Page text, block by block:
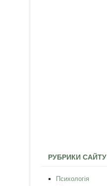
РУБРИКИ САЙТУ
Психологія